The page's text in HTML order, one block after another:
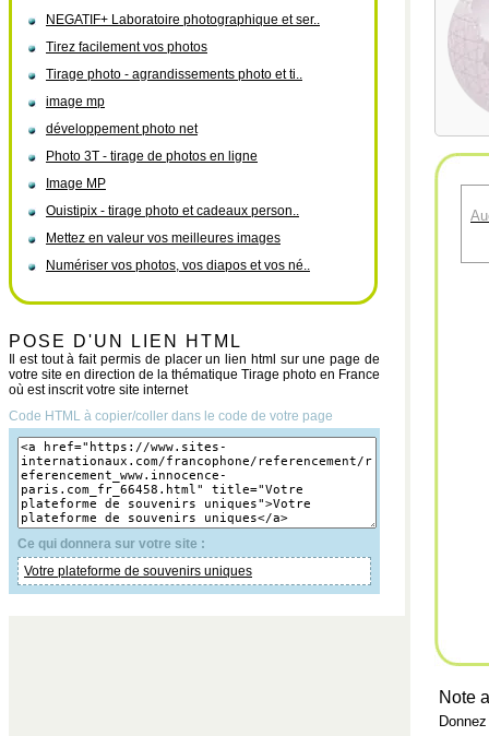
NEGATIF+ Laboratoire photographique et ser..
Tirez facilement vos photos
Tirage photo - agrandissements photo et ti..
image mp
développement photo net
Photo 3T - tirage de photos en ligne
Image MP
Ouistipix - tirage photo et cadeaux person..
Mettez en valeur vos meilleures images
Numériser vos photos, vos diapos et vos né..
POSE D'UN LIEN HTML
Il est tout à fait permis de placer un lien html sur une page de
votre site en direction de la thématique Tirage photo en France
où est inscrit votre site internet
Code HTML à copier/coller dans le code de votre page
Ce qui donnera sur votre site :
Votre plateforme de souvenirs uniques
Note